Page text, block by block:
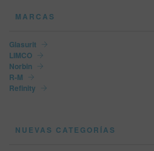
MARCAS
Glasurit
LIMCO
Norbin
R-M
Refinity
NUEVAS CATEGORÍAS